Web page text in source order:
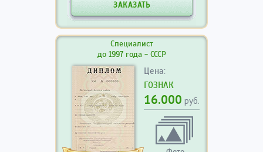
ЗАКАЗАТЬ
Специалист
до 1997 года - СССР
Цена:
ГОЗНАК
16.000 руб.